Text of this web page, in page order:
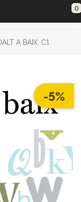
0
A BAIX. C1
-5%